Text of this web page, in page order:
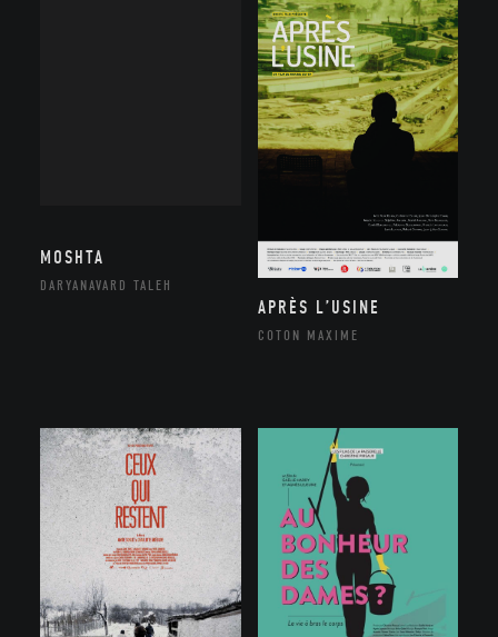
MOSHTA
DARYANAVARD TALEH
APRÈS L’USINE
COTON MAXIME